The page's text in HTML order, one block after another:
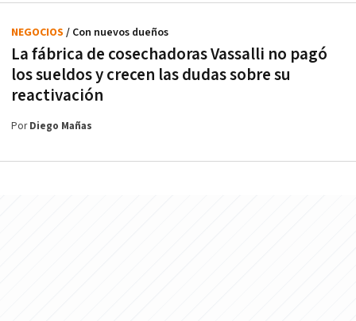
La fábrica de cosechadoras Vassalli no pagó
los sueldos y crecen las dudas sobre su
reactivación
NEGOCIOS / Con nuevos dueños
PorDiego Mañas